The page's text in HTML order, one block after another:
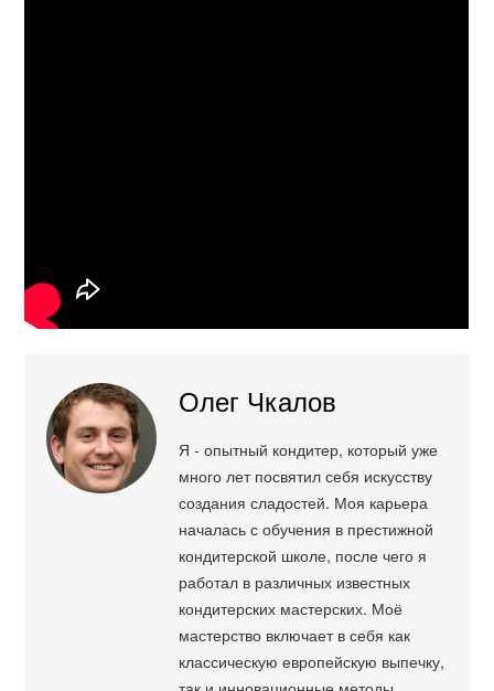
Олег Чкалов
Я - опытный кондитер, который уже
много лет посвятил себя искусству
создания сладостей. Моя карьера
началась с обучения в престижной
кондитерской школе, после чего я
работал в различных известных
кондитерских мастерских. Моё
мастерство включает в себя как
классическую европейскую выпечку,